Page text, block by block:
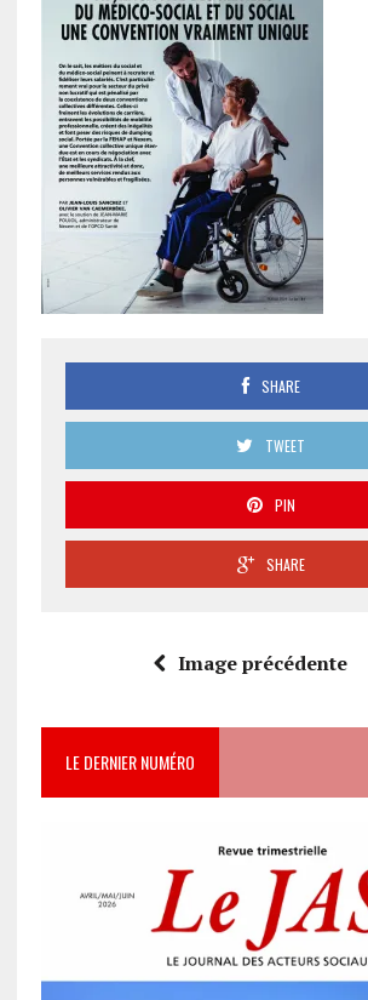
SHARE
TWEET
PIN
SHARE
Image précédente
LE DERNIER NUMÉRO